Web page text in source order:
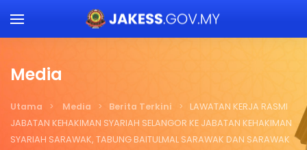
Skip to main content
Media
Utama Media Berita Terkini
LAWATAN KERJA RASMI
JABATAN KEHAKIMAN SYARIAH SELANGOR KE JABATAN KEHAKIMAN
SYARIAH SARAWAK, TABUNG BAITULMAL SARAWAK DAN SARAWAK